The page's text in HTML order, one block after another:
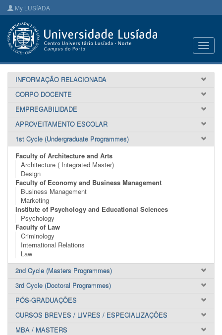
My LUSÍADA
INFORMAÇÃO RELACIONADA
CORPO DOCENTE
EMPREGABILIDADE
APROVEITAMENTO ESCOLAR
1st Cycle (Undergraduate Programmes)
Faculty of Architecture and Arts
Architecture ( Integrated Master)
Design
Faculty of Economy and Business Management
Business Management
Marketing
Institute of Psychology and Educational Sciences
Psychology
Faculty of Law
Criminology
International Relations
Law
2nd Cycle (Masters Programmes)
3rd Cycle (Doctoral Programmes)
PÓS-GRADUAÇÕES
CURSOS BREVES / LIVRES / ESPECIALIZAÇÕES
MBA / MASTERS